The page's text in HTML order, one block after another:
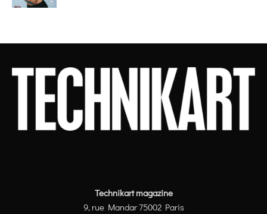
Technikart magazine
9, rue Mandar 75002 Paris